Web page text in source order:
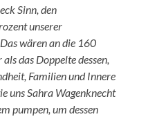
Sinn, den
unserer
wären an die 160
das Doppelte dessen,
Familien und Innere
uns Sahra Wagenknecht
pumpen, um dessen